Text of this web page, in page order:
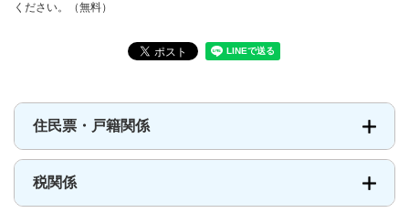
ください。（無料）
住民票・戸籍関係
税関係